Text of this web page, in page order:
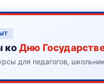
ко Дню
для педагогов,